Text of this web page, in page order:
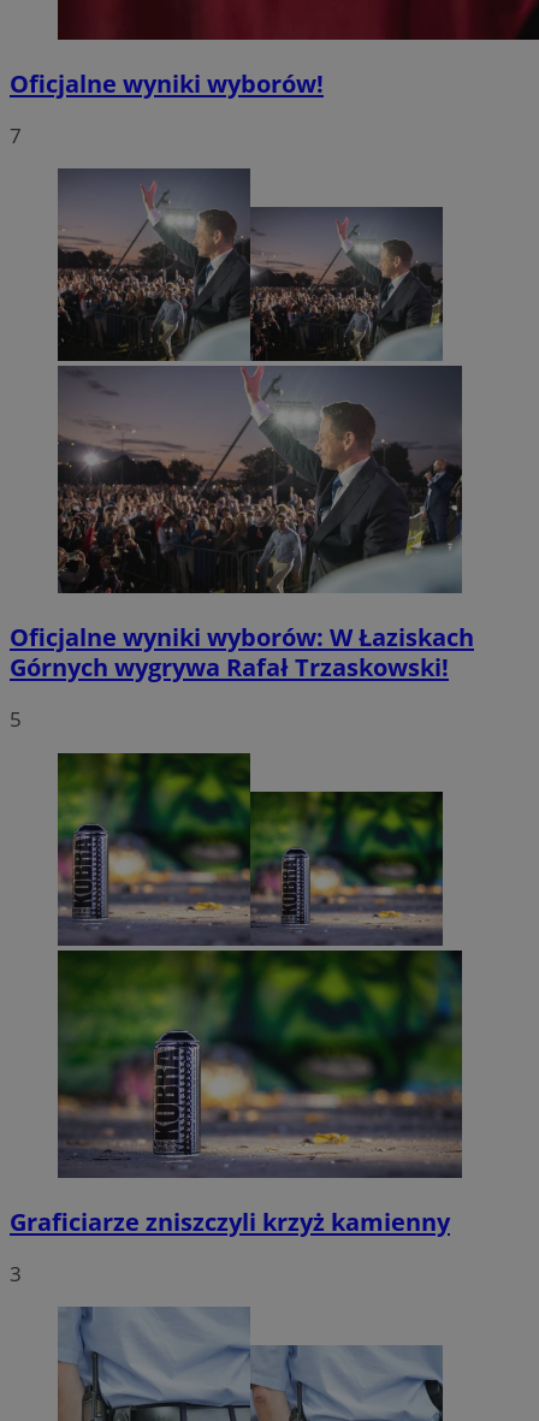
Oficjalne wyniki wyborów!
7
Oficjalne wyniki wyborów: W Łaziskach
Górnych wygrywa Rafał Trzaskowski!
5
Graficiarze zniszczyli krzyż kamienny
3